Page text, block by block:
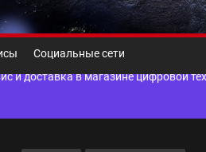
Социальные сети
оптимизации для коммерческих веб-
и доставка в магазине цифровой